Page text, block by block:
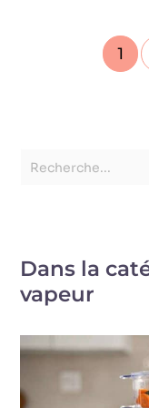
1
Dans la
vapeur